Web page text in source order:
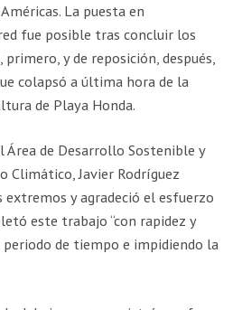
La puesta en
fue posible tras concluir los
y de reposición, después,
colapsó a última hora de la
de Playa Honda.
Área de Desarrollo Sostenible y
Climático, Javier Rodríguez
y agradeció el esfuerzo
este trabajo “con rapidez y
periodo de tiempo e impidiendo la